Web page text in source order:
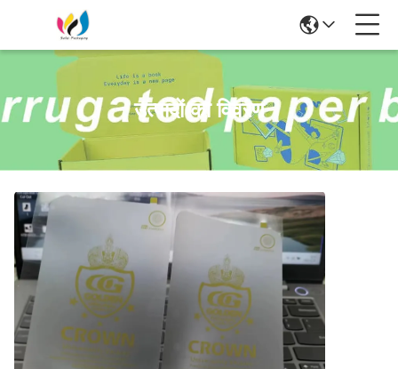
उत्पादों का विवरण